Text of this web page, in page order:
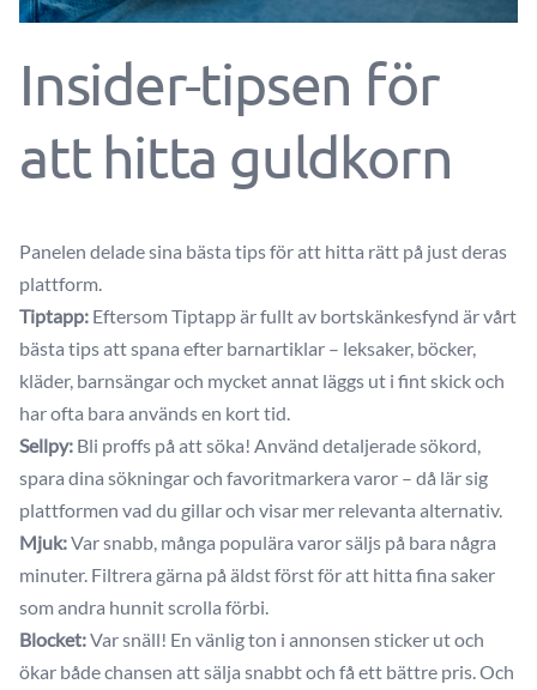
Insider-tipsen för
att hitta guldkorn
Panelen delade sina bästa tips för att hitta rätt på just deras
plattform.
Tiptapp: Eftersom Tiptapp är fullt av bortskänkesfynd är vårt
bästa tips att spana efter barnartiklar – leksaker, böcker,
kläder, barnsängar och mycket annat läggs ut i fint skick och
har ofta bara används en kort tid.
Sellpy: Bli proffs på att söka! Använd detaljerade sökord,
spara dina sökningar och favoritmarkera varor – då lär sig
plattformen vad du gillar och visar mer relevanta alternativ.
Mjuk:Var snabb, många populära varor säljs på bara några
minuter. Filtrera gärna på äldst först för att hitta fina saker
som andra hunnit scrolla förbi.
Blocket:Var snäll! En vänlig ton i annonsen sticker ut och
ökar både chansen att sälja snabbt och få ett bättre pris. Och